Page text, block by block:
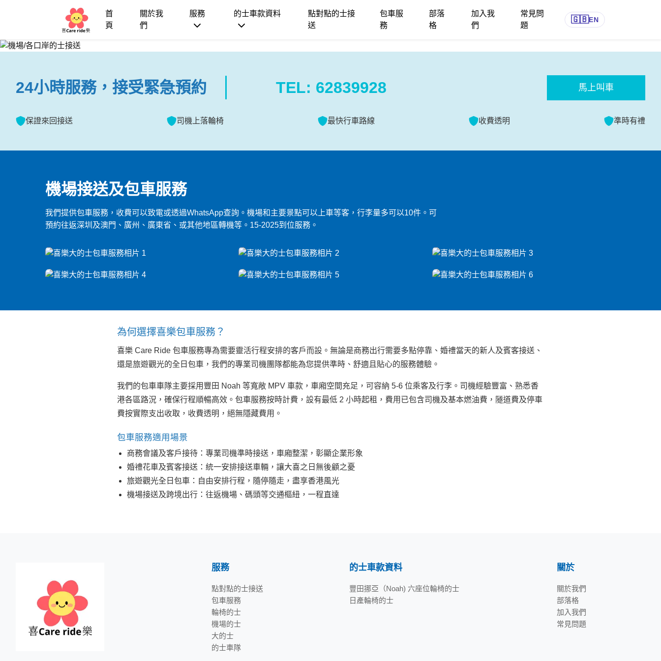
首
頁
關於我
們
服務 的士車款資料
點對點的士接
送
包車服
務
部落
格
加入我
們
常見問
題
🇬🇧EN
機場接送及包車服務
24小時服務，接受緊急預約 TEL: 62839928 馬上叫車
保證來回接送 司機上落輪椅 最快行車路線 收費透明 準時有禮
機場接送及包車服務
我們提供包車服務，收費可以致電或透過WhatsApp查詢。機場和主要景點可以上車等客，行李量多可以10件。可
預約往返深圳及澳門、廣州、廣東省、或其他地區轉機等。15-2025到位服務。
為何選擇喜樂包車服務？
喜樂 Care Ride 包車服務專為需要靈活行程安排的客戶而設。無論是商務出行需要多點停靠、婚禮當天的新人及賓客接送、
還是旅遊觀光的全日包車，我們的專業司機團隊都能為您提供準時、舒適且貼心的服務體驗。
我們的包車車隊主要採用豐田 Noah 等寬敞 MPV 車款，車廂空間充足，可容納 5-6 位乘客及行李。司機經驗豐富、熟悉香
港各區路況，確保行程順暢高效。包車服務按時計費，設有最低 2 小時起租，費用已包含司機及基本燃油費，隧道費及停車
費按實際支出收取，收費透明，絕無隱藏費用。
包車服務適用場景
商務會議及客戶接待：專業司機準時接送，車廂整潔，彰顯企業形象
婚禮花車及賓客接送：統一安排接送車輛，讓大喜之日無後顧之憂
旅遊觀光全日包車：自由安排行程，隨停隨走，盡享香港風光
機場接送及跨境出行：往返機場、碼頭等交通樞紐，一程直達
服務
點對點的士接送
包車服務
輪椅的士
機場的士
大的士
的士車隊
的士車款資料
豐田挪亞（Noah) 六座位輪椅的士
日產輪椅的士
關於
關於我們
部落格
加入我們
常見問題